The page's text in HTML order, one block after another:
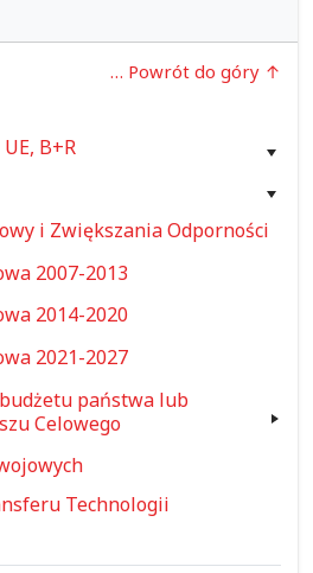
… Powrót do góry
B+R
i Zwiększania Odporności
2007-2013
2014-2020
2021-2027
państwa lub
Celowego
Technologii